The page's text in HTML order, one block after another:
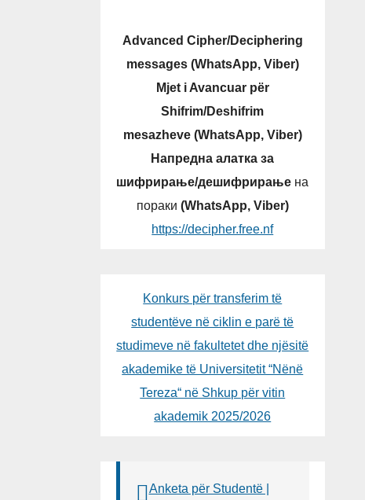
Advanced Cipher/Deciphering
messages (WhatsApp, Viber)
Mjet i Avancuar për
Shifrim/Deshifrim
mesazheve (WhatsApp, Viber)
Напредна алатка за
шифрирање/дешифрирање на
пораки (WhatsApp, Viber)
https://decipher.free.nf
Konkurs për transferim të
studentëve në ciklin e parë të
studimeve në fakultetet dhe njësitë
akademike të Universitetit “Nënë
Tereza“ në Shkup për vitin
akademik 2025/2026
Anketa për Studentë |